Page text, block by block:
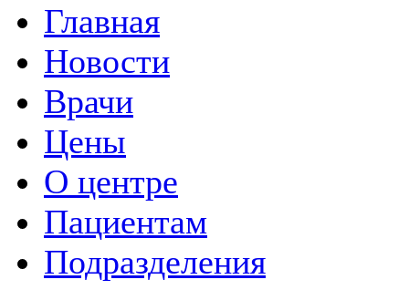
Главная
Новости
Врачи
Цены
О центре
Пациентам
Подразделения